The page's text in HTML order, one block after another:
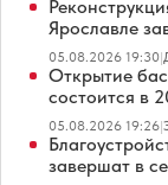
Ярославле
05.08.2026 19:30|
Открытие
состоится в
05.08.2026 19:26|
завершат в